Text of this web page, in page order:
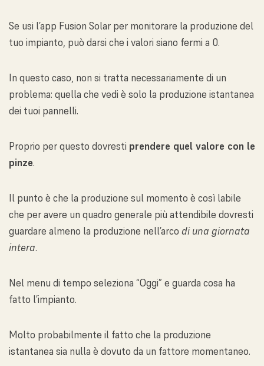
Se usi l’app Fusion Solar per monitorare la produzione del
tuo impianto, può darsi che i valori siano fermi a 0.
In questo caso, non si tratta necessariamente di un
problema: quella che vedi è solo la produzione istantanea
dei tuoi pannelli.
Proprio per questo dovresti prendere quel valore con le
pinze.
Il punto è che la produzione sul momento è così labile
che per avere un quadro generale più attendibile dovresti
guardare almeno la produzione nell’arco di una giornata
intera.
Nel menu di tempo seleziona “Oggi” e guarda cosa ha
fatto l’impianto.
Molto probabilmente il fatto che la produzione
istantanea sia nulla è dovuto da un fattore momentaneo.